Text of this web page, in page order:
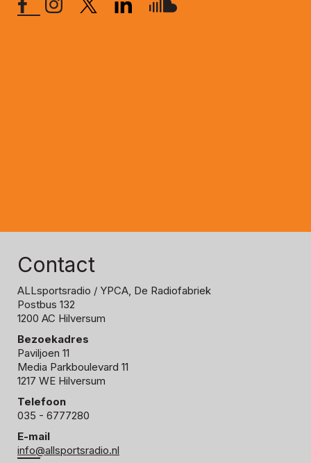
Contact
ALLsportsradio / YPCA, De Radiofabriek
Postbus 132
1200 AC Hilversum
Bezoekadres
Paviljoen 11
Media Parkboulevard 11
1217 WE Hilversum
Telefoon
035 - 6777280
E-mail
info@allsportsradio.nl